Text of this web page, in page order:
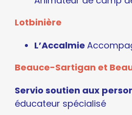
Lotbinière
L’Accalmie
Beauce-Sartigan et
Servio soutien aux
éducateur spécialisé